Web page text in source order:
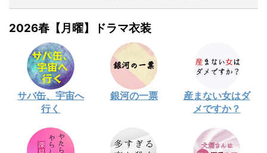
2026春【月曜】ドラマ衣装
サバ缶、宇宙へ
行く
銀河の一票
産まない女はダ
メですか？